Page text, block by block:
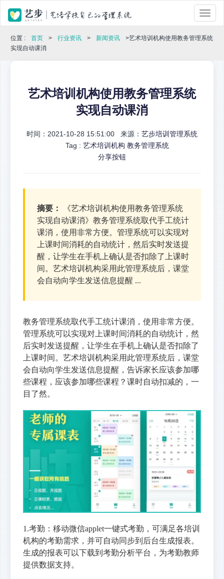
位置 : 首页 > 行业资讯 > 新闻资讯
>艺术培训机构使用教务管理系统
实现自动课消
艺术培训机构使用教务管理系统
实现自动课消
时间：2021-10-28 15:51:00 来源： 艺步培训管理系统
Tag : 艺术培训机构 教务管理系统
分享按钮
摘要：
《艺术培训机构使用教务管理系统
实现自动课消》教务管理系统取代手工统计
课消，使用非常方便。管理系统可以实现对
上课时间消耗的自动统计，然后实时发送提
醒，让学生在手机上确认是否扣除了上课时
间。艺术培训机构采用此管理系统后，课堂
会自动向学生发送信息提醒 ...
教务管理系统取代手工统计课消，使用非常方便。
管理系统可以实现对上课时间消耗的自动统计，然
后实时发送提醒，让学生在手机上确认是否扣除了
上课时间。艺术培训机构采用此管理系统后，课堂
会自动向学生发送信息提醒，告诉家长应该参加哪
些课程，应该参加哪些课程？课时自动扣减的，一
目了然。
1.考勤：移动微信applet一键式考勤，可满足各培训
机构的考勤需求，并可自动同步到后台生成报表。
生成的报表可以下载到考勤分析平台，为考勤教师
提供数据支持。